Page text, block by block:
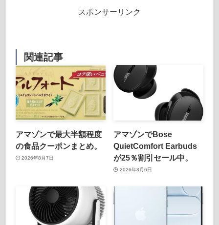
スポンサーリンク
関連記事
アマゾンで最大半額程度
の食品クーポンまとめ。
2026年8月7日
アマゾンでBose
QuietComfort Earbuds
が25％割引セール中。
2026年8月6日